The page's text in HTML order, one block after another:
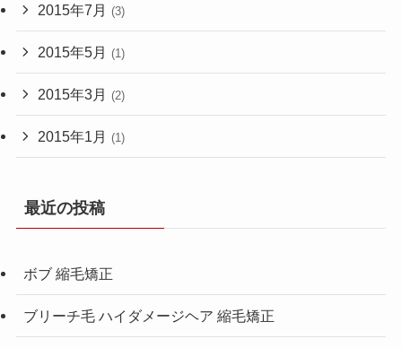
2015年7月 (3)
2015年5月 (1)
2015年3月 (2)
2015年1月 (1)
最近の投稿
ボブ 縮毛矯正
ブリーチ毛 ハイダメージヘア 縮毛矯正